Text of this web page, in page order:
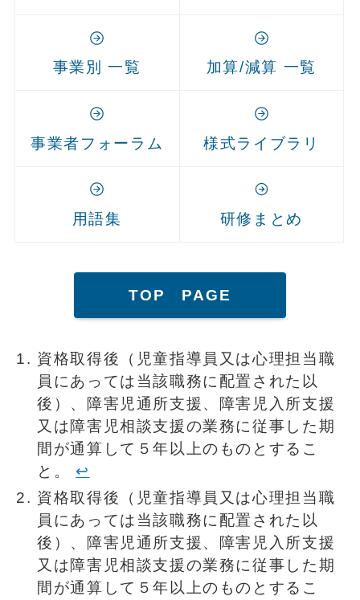
事業別 一覧 加算/減算 一覧
事業者フォーラム 様式ライブラリ
用語集 研修まとめ
TOP PAGE
資格取得後（児童指導員又は心理担当職
員にあっては当該職務に配置された以
後）、障害児通所支援、障害児入所支援
又は障害児相談支援の業務に従事した期
間が通算して５年以上のものとするこ
と。 ↩︎
資格取得後（児童指導員又は心理担当職
員にあっては当該職務に配置された以
後）、障害児通所支援、障害児入所支援
又は障害児相談支援の業務に従事した期
間が通算して５年以上のものとするこ